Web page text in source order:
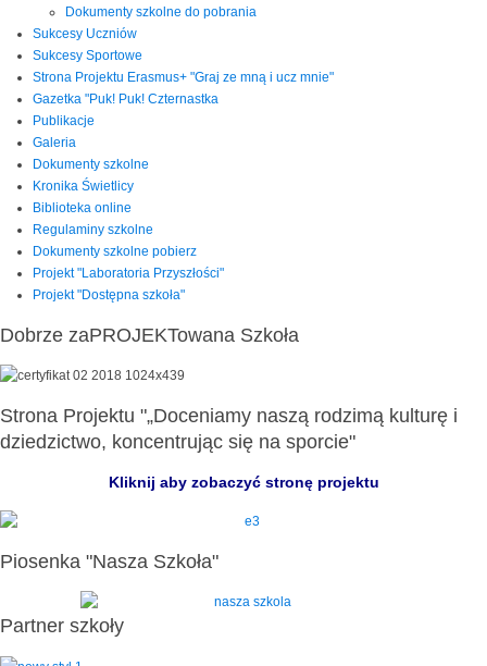
Dokumenty szkolne do pobrania
Sukcesy Uczniów
Sukcesy Sportowe
Strona Projektu Erasmus+ "Graj ze mną i ucz mnie"
Gazetka "Puk! Puk! Czternastka
Publikacje
Galeria
Dokumenty szkolne
Kronika Świetlicy
Biblioteka online
Regulaminy szkolne
Dokumenty szkolne pobierz
Projekt "Laboratoria Przyszłości"
Projekt "Dostępna szkoła"
Dobrze zaPROJEKTowana Szkoła
Strona Projektu "„Doceniamy naszą rodzimą kulturę i
dziedzictwo, koncentrując się na sporcie"
Kliknij aby zobaczyć stronę projektu
Piosenka "Nasza Szkoła"
Partner szkoły